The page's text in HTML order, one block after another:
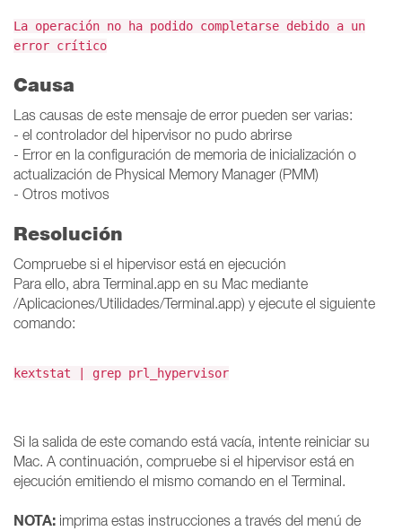
La operación no ha podido completarse debido a un
error crítico
Causa
Las causas de este mensaje de error pueden ser varias:
- el controlador del hipervisor no pudo abrirse
- Error en la configuración de memoria de inicialización o
actualización de Physical Memory Manager (PMM)
- Otros motivos
Resolución
Compruebe si el hipervisor está en ejecución
Para ello, abra Terminal.app en su Mac mediante
/Aplicaciones/Utilidades/Terminal.app) y ejecute el siguiente
comando:
kextstat | grep prl_hypervisor
Si la salida de este comando está vacía, intente reiniciar su
Mac. A continuación, compruebe si el hipervisor está en
ejecución emitiendo el mismo comando en el Terminal.
NOTA: imprima estas instrucciones a través del menú de